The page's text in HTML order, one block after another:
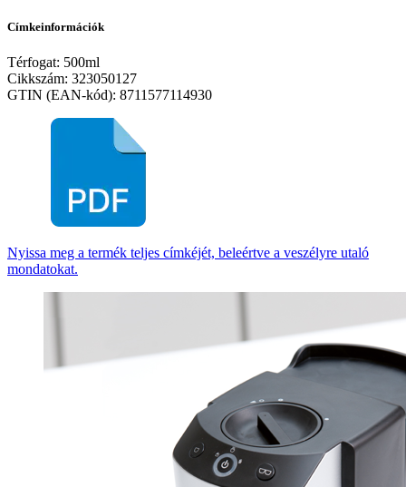
Címkeinformációk
Térfogat: 500ml
Cikkszám: 323050127
GTIN (EAN-kód): 8711577114930
Nyissa meg a termék teljes címkéjét, beleértve a veszélyre utaló
mondatokat.